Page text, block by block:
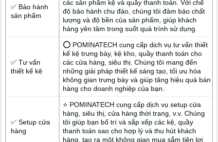
✅ Bảo hành
sản phẩm
các sản phẩm kệ và quầy thanh toán. Với chế
độ bảo hành chu đáo, chúng tôi đảm bảo chất
lượng và độ bền của sản phẩm, giúp khách
hàng yên tâm trong suốt quá trình sử dụng.
✅ Tư vấn
thiết kế kệ
⭕ POMINATECH cung cấp dịch vụ tư vấn thiết
kế kệ trưng bày, kệ kho, quầy thanh toán cho
các cửa hàng, siêu thị. Chúng tôi mang đến
những giải pháp thiết kế sáng tạo, tối ưu hóa
không gian trưng bày và giúp tăng hiệu quả bán
hàng cho doanh nghiệp của bạn.
✅ Setup cửa
hàng
⭐ POMINATECH cung cấp dịch vụ setup cửa
hàng, siêu thị, cửa hàng thời trang, v.v. Chúng
tôi giúp bạn bố trí và sắp xếp các kệ, quầy
thanh toán sao cho hợp lý và thu hút khách
hàng, tạo ra một không gian mua sắm tiện lợi